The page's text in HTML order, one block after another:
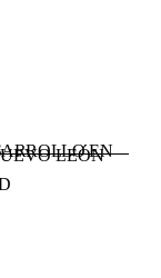
LEÓN
EN